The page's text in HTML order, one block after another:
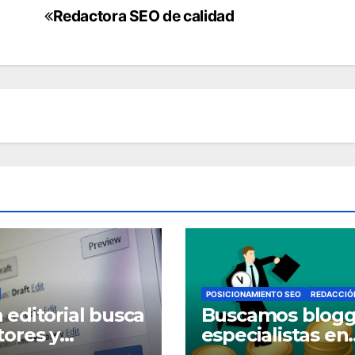
Redactora SEO de calidad
editorial busca
y
POSICIONAMIENTO SEO
Buscamos
especialistas en